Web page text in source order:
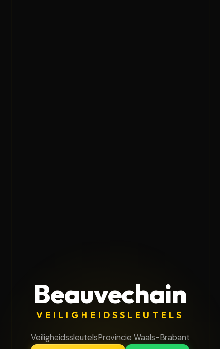
Beauvechain
VEILIGHEIDSSLEUTELS
VeiligheidssleutelsProvincie Waals-Brabant